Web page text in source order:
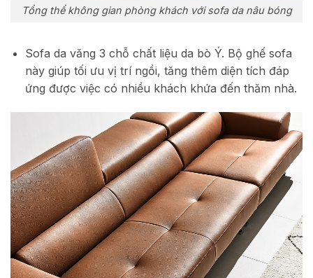
Tổng thể không gian phòng khách với sofa da nâu bóng
Sofa da văng 3 chỗ chất liệu da bò Ý. Bộ ghế sofa
này giúp tối ưu vị trí ngồi, tăng thêm diện tích đáp
ứng được việc có nhiều khách khứa đến thăm nhà.